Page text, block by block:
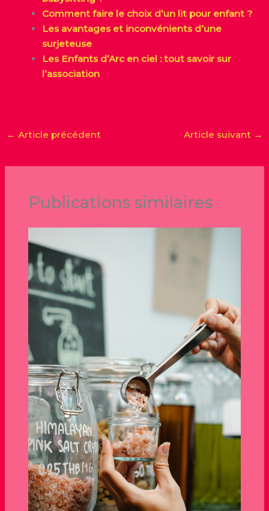
Comment faire le choix d’un lit pour enfant ?
Les avantages et inconvénients d’une
surjeteuse
Les Enfants d’Arc en ciel : tout savoir sur
l’association
← Article précédent Article suivant →
Publications similaires